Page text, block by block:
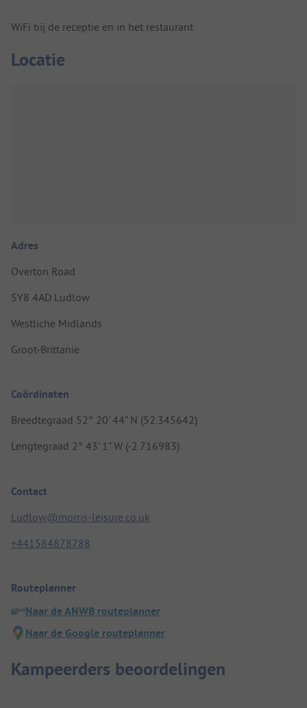
WiFi bij de receptie en in het restaurant
Locatie
Adres
Overton Road
SY8 4AD Ludlow
Westliche Midlands
Groot-Brittanië
Coördinaten
Breedtegraad 52° 20' 44" N (52.345642)
Lengtegraad 2° 43' 1" W (-2.716983)
Contact
Ludlow@morris-leisure.co.uk
+441584878788
Routeplanner
Naar de ANWB routeplanner
Naar de Google routeplanner
Kampeerders beoordelingen